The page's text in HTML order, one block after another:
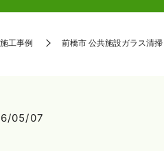
施工事例 前橋市 公共施設ガラス清
05/07